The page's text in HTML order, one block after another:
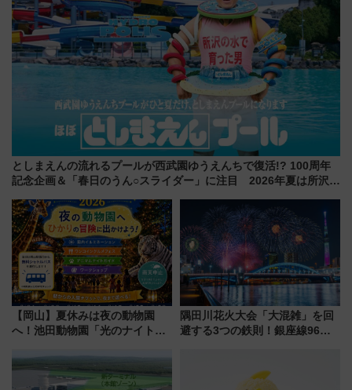
としまえんの流れるプールが西武園ゆうえんちで復活!? 100周年
記念企画＆「春日のうん○スライダー」に注目 2026年夏は所沢へ
【岡山】夏休みは夜の動物園
へ！池田動物園「光のナイトズ
な夜
隅田川花火大会「大混雑」を回
避する3つの鉄則！銀座線96本